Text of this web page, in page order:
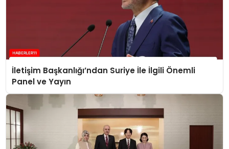
İletişim Başkanlığı’ndan Suriye İle İlgili Önemli
Panel ve Yayın